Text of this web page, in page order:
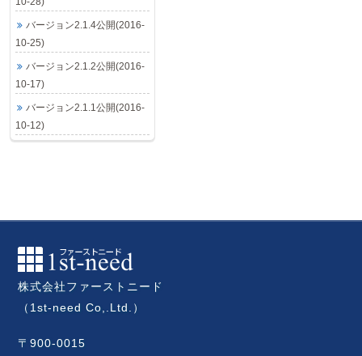
バージョン2.1.4公開(2016-
10-25)
バージョン2.1.2公開(2016-
10-17)
バージョン2.1.1公開(2016-
10-12)
株式会社ファーストニード
（1st-need Co,.Ltd.）
〒900-0015